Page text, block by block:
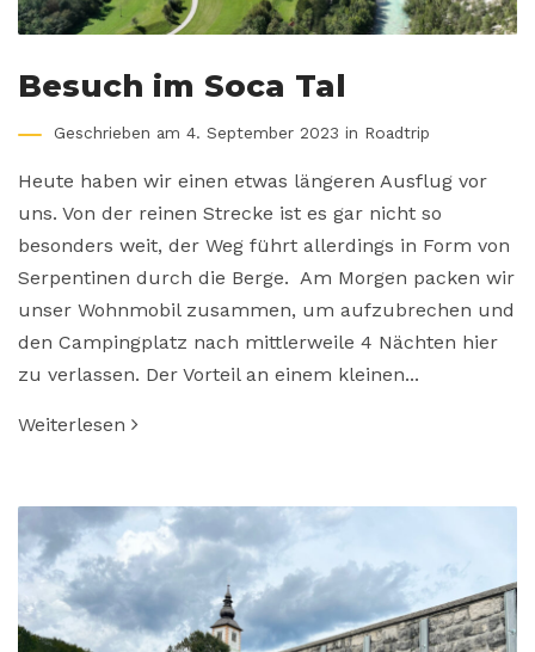
Besuch im Soca Tal
Geschrieben am 4. September 2023 in Roadtrip
Heute haben wir einen etwas längeren Ausflug vor
uns. Von der reinen Strecke ist es gar nicht so
besonders weit, der Weg führt allerdings in Form von
Serpentinen durch die Berge. Am Morgen packen wir
unser Wohnmobil zusammen, um aufzubrechen und
den Campingplatz nach mittlerweile 4 Nächten hier
zu verlassen. Der Vorteil an einem kleinen...
Weiterlesen